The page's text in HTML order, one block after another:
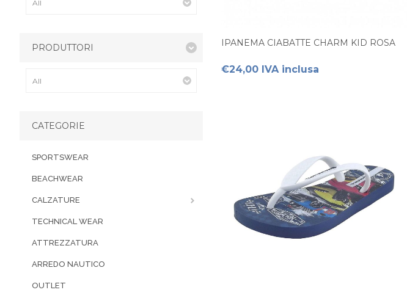
IPANEMA CIABATTE CHARM KID ROSA
€24,00 IVA inclusa
PRODUTTORI
CATEGORIE
SPORTSWEAR
BEACHWEAR
CALZATURE
TECHNICAL WEAR
ATTREZZATURA
ARREDO NAUTICO
OUTLET